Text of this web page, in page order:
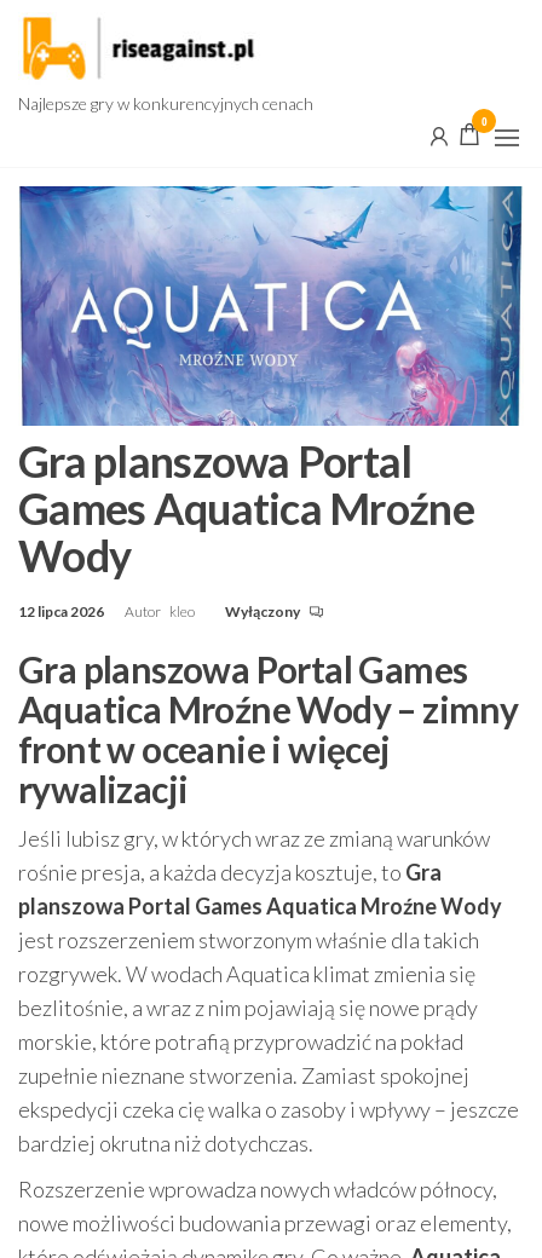
Przejdź
treści
Najlepsze gry w konkurencyjnych cenach
0
Gra planszowa Portal
Games Aquatica Mroźne
Wody
12 lipca 2026 Autor kleo Wyłączony
Gra planszowa Portal Games
Aquatica Mroźne Wody – zimny
front w oceanie i więcej
rywalizacji
Jeśli lubisz gry, w których wraz ze zmianą warunków
rośnie presja, a każda decyzja kosztuje, to Gra
planszowa Portal Games Aquatica Mroźne Wody
jest rozszerzeniem stworzonym właśnie dla takich
rozgrywek. W wodach Aquatica klimat zmienia się
bezlitośnie, a wraz z nim pojawiają się nowe prądy
morskie, które potrafią przyprowadzić na pokład
zupełnie nieznane stworzenia. Zamiast spokojnej
ekspedycji czeka cię walka o zasoby i wpływy – jeszcze
bardziej okrutna niż dotychczas.
Rozszerzenie wprowadza nowych władców północy,
nowe możliwości budowania przewagi oraz elementy,